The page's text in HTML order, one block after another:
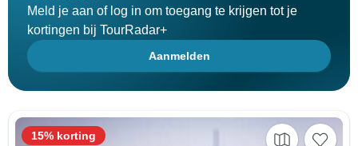
Meld je aan of log in om toegang te krijgen tot je
kortingen bij TourRadar+
Aanmelden
15% korting